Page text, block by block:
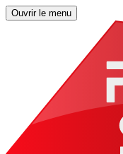
Ouvrir le menu